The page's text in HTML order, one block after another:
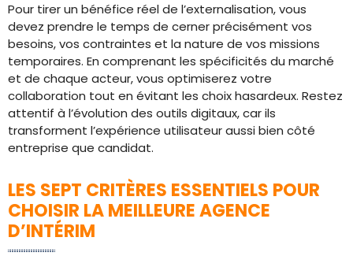
Pour tirer un bénéfice réel de l’externalisation, vous
devez prendre le temps de cerner précisément vos
besoins, vos contraintes et la nature de vos missions
temporaires. En comprenant les spécificités du marché
et de chaque acteur, vous optimiserez votre
collaboration tout en évitant les choix hasardeux. Restez
attentif à l’évolution des outils digitaux, car ils
transforment l’expérience utilisateur aussi bien côté
entreprise que candidat.
LES SEPT CRITÈRES ESSENTIELS POUR
CHOISIR LA MEILLEURE AGENCE
D’INTÉRIM